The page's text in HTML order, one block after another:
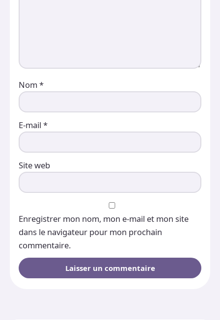
Nom *
E-mail *
Site web
Enregistrer mon nom, mon e-mail et mon site
dans le navigateur pour mon prochain
commentaire.